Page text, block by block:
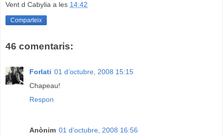
Vent d Cabylia a les 14:42
Comparteix
46 comentaris:
Forlati 01 d’octubre, 2008 15:15
Chapeau!
Respon
Anònim 01 d’octubre, 2008 16:56